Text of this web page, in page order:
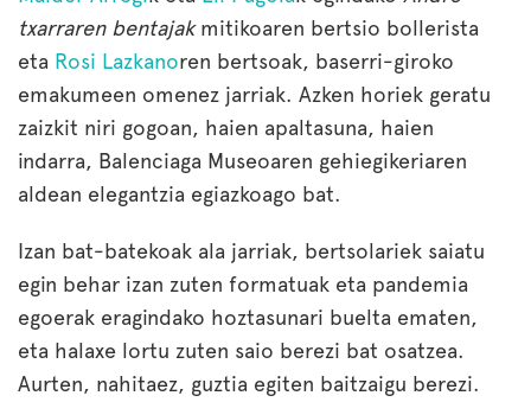
txarraren bentajakmitikoaren bertsio bollerista
eta Rosi Lazkanoren bertsoak, baserri-giroko
emakumeen omenez jarriak. Azken horiek geratu
zaizkit niri gogoan, haien apaltasuna, haien
indarra, Balenciaga Museoaren gehiegikeriaren
aldean elegantzia egiazkoago bat.
Izan bat-batekoak ala jarriak, bertsolariek saiatu
egin behar izan zuten formatuak eta pandemia
egoerak eragindako hoztasunari buelta ematen,
eta halaxe lortu zuten saio berezi bat osatzea.
Aurten, nahitaez, guztia egiten baitzaigu berezi.